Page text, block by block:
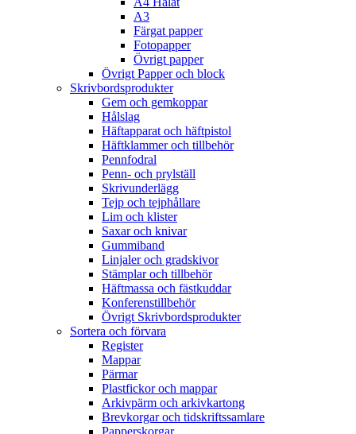
A3
Färgat papper
Fotopapper
Övrigt papper
Övrigt Papper och block
Skrivbordsprodukter
Gem och gemkoppar
Hålslag
Häftapparat och häftpistol
Häftklammer och tillbehör
Pennfodral
Penn- och prylställ
Skrivunderlägg
Tejp och tejphållare
Lim och klister
Saxar och knivar
Gummiband
Linjaler och gradskivor
Stämplar och tillbehör
Häftmassa och fästkuddar
Konferenstillbehör
Övrigt Skrivbordsprodukter
Sortera och förvara
Register
Mappar
Pärmar
Plastfickor och mappar
Arkivpärm och arkivkartong
Brevkorgar och tidskriftssamlare
Papperskorgar